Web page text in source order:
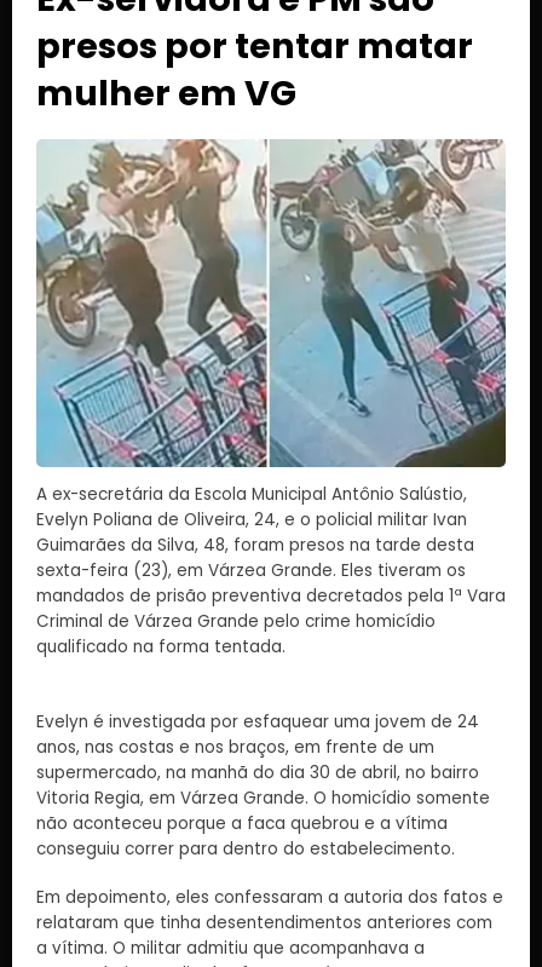
presos por tentar matar
mulher em VG
A ex-secretária da Escola Municipal Antônio Salústio,
Evelyn Poliana de Oliveira, 24, e o policial militar Ivan
Guimarães da Silva, 48, foram presos na tarde desta
sexta-feira (23), em Várzea Grande. Eles tiveram os
mandados de prisão preventiva decretados pela 1ª Vara
Criminal de Várzea Grande pelo crime homicídio
qualificado na forma tentada.
Evelyn é investigada por esfaquear uma jovem de 24
anos, nas costas e nos braços, em frente de um
supermercado, na manhã do dia 30 de abril, no bairro
Vitoria Regia, em Várzea Grande. O homicídio somente
não aconteceu porque a faca quebrou e a vítima
conseguiu correr para dentro do estabelecimento.
Em depoimento, eles confessaram a autoria dos fatos e
relataram que tinha desentendimentos anteriores com
a vítima. O militar admitiu que acompanhava a